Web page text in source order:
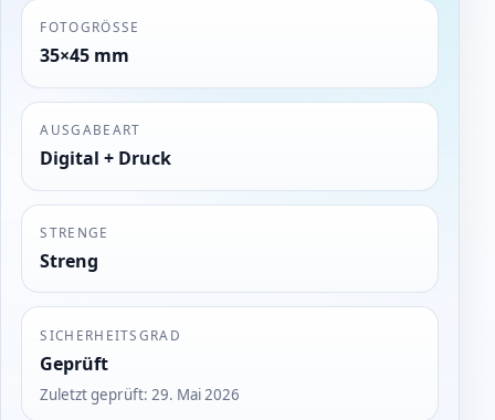
FOTOGRÖSSE
35×45 mm
AUSGABEART
Digital + Druck
STRENGE
Streng
SICHERHEITSGRAD
Geprüft
Zuletzt geprüft:29. Mai 2026